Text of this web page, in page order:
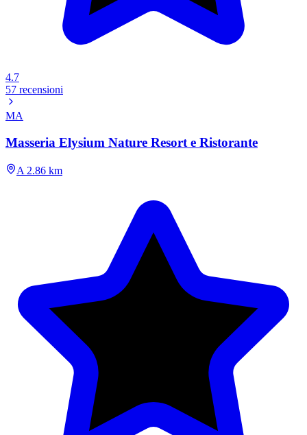
4.7
57 recensioni
MA
Masseria Elysium Nature Resort e Ristorante
A 2.86 km